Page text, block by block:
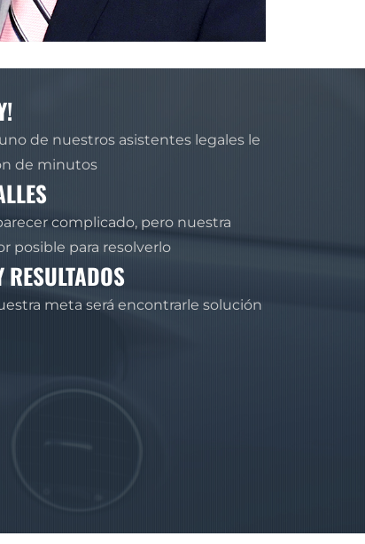
de nuestros asistentes legales le
de minutos
complicado, pero nuestra
posible para resolverlo
meta será encontrarle solución